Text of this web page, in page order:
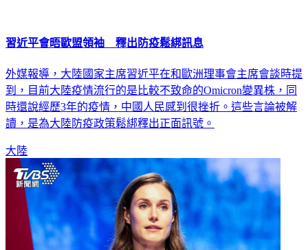
習近平會晤歐盟領袖 釋出防疫鬆綁訊息
外媒報導，大陸國家主席習近平在和歐洲理事會主席會談時提
到，目前大陸疫情流行的是比較不致命的Omicron變異株，同
時還說經歷3年的疫情，中國人民感到很挫折。這些言論被解
讀，是為大陸防疫政策鬆綁釋出正面訊號。
大陸